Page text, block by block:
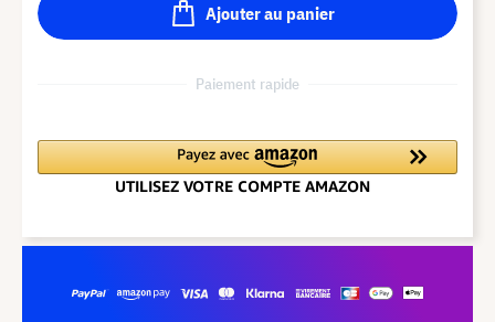
Ajouter au panier
Paiement rapide